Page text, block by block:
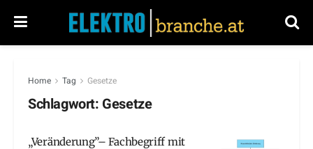
Home Tag Gesetze
Schlagwort: Gesetze
„Veränderung”– Fachbegriff mit